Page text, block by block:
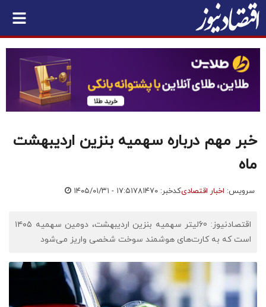
خبر مهم درباره سهمیه بنزین اردیبهشت
ماه
سرویس: اخبار اقتصادیکدخبر: ۷۸۱۴۷۰ ۱۴۰۵/۰۱/۳۱ - ۱۷:۵۱
اقتصادنیوز: 60لیتر سهمیه بنزین اردیبهشت، دومین سهمیه ۱۴۰۵
است که به کارت‌های هوشمند سوخت شخصی واریز می‌شود